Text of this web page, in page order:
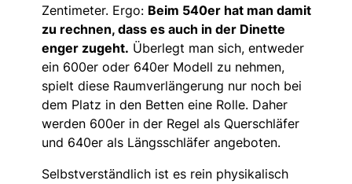
Zentimeter. Ergo: Beim 540er hat man damit
zu rechnen, dass es auch in der Dinette
enger zugeht. Überlegt man sich, entweder
ein 600er oder 640er Modell zu nehmen,
spielt diese Raumverlängerung nur noch bei
dem Platz in den Betten eine Rolle. Daher
werden 600er in der Regel als Querschläfer
und 640er als Längsschläfer angeboten.
Selbstverständlich ist es rein physikalisch